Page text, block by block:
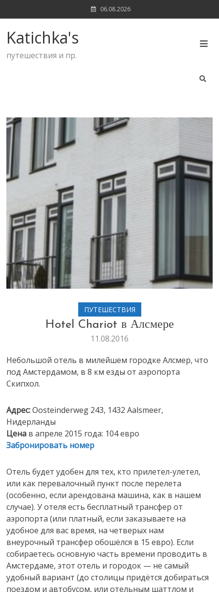
to
06.08.2026
Katichka's
путешествия и пр.
ПУТЕШЕСТВИЯ
Hotel Chariot в Алсмере
11.08.2016
Небольшой отель в милейшем городке Алсмер, что
под Амстердамом, в 8 км езды от аэропорта
Скипхол.
Адрес:Oosteinderweg 243, 1432 Aalsmeer,
Нидерланды
Цена в апреле 2015 года: 104 евро
Забронировать номер
Отель будет удобен для тех, кто прилетел-улетел,
или как перевалочный пункт после перелета
(особенно, если арендована машина, как в нашем
случае). У отеля есть бесплатный трансфер от
аэропорта (или платный, если заказываете на
удобное для вас время, на четверых нам
внеурочный трансфер обошёлся в 15 евро). Если
собираетесь основную часть времени проводить в
Амстердаме, этот отель и городок — не самый
удобный вариант (до столицы придётся добираться
поездом и автобусом, или отельным шаттлом и